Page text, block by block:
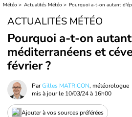
Météo Actualités Météo
ACTUALITÉS MÉTÉO
Pourquoi a-t-on
méditerranéens et
février ?
ParGilles MATRICON, météorologue
mis à jour le 10/03/24 à 16h00
Ajouter à vos sources préférées